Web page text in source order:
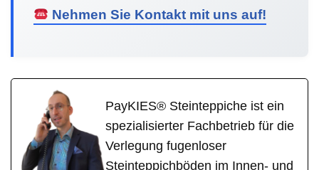
Nehmen Sie Kontakt mit uns auf!
PayKIES® Steinteppiche ist ein
spezialisierter Fachbetrieb für die
Verlegung fugenloser
Steinteppichböden im Innen- und